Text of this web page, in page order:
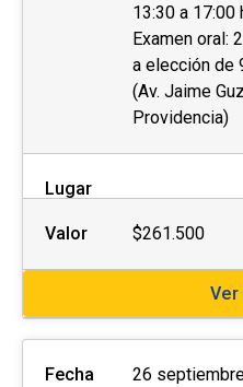
13:30 a 17:00
Examen oral:
a elección de
(Av. Jaime
Providencia)
Lugar
Valor $261.500
Ver
Fecha
26